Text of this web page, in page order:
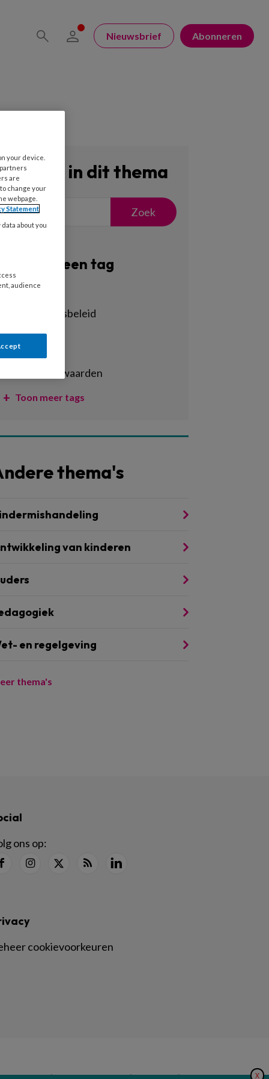
Nieuwsbrief Abonneren
Zoeken in dit thema
Zoek
Filter op een tag
achterstandsbeleid
activiteiten
adhd
arbeidsvoorwaarden
Toon meer tags
thema's
van kinderen
en regelgeving
thema's
ons op:
cookievoorkeuren
X
your device.
are
change your
webpage.
Statement
about you
audience